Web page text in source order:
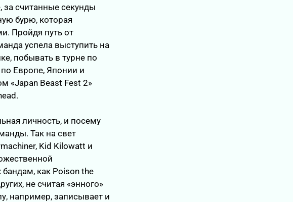
считанные секунды
бурю, которая
Пройдя путь от
успела выступить на
побывать в турне по
Европе, Японии и
«Japan Beast Fest 2»
личность, и посему
Так на свет
Kid Kilowatt и
как Poison the
не считая «энного»
например, записывает и